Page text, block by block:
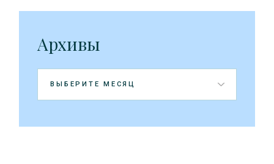
Архивы
Архивы